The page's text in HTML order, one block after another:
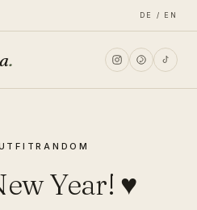
DE / EN
.
RANDOM
Year! ♥